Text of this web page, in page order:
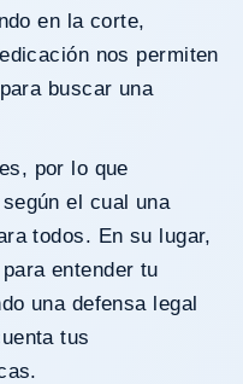
en la corte,
nos permiten
buscar una
el cual una
todos. En su lugar,
entender tu
una defensa legal
tus